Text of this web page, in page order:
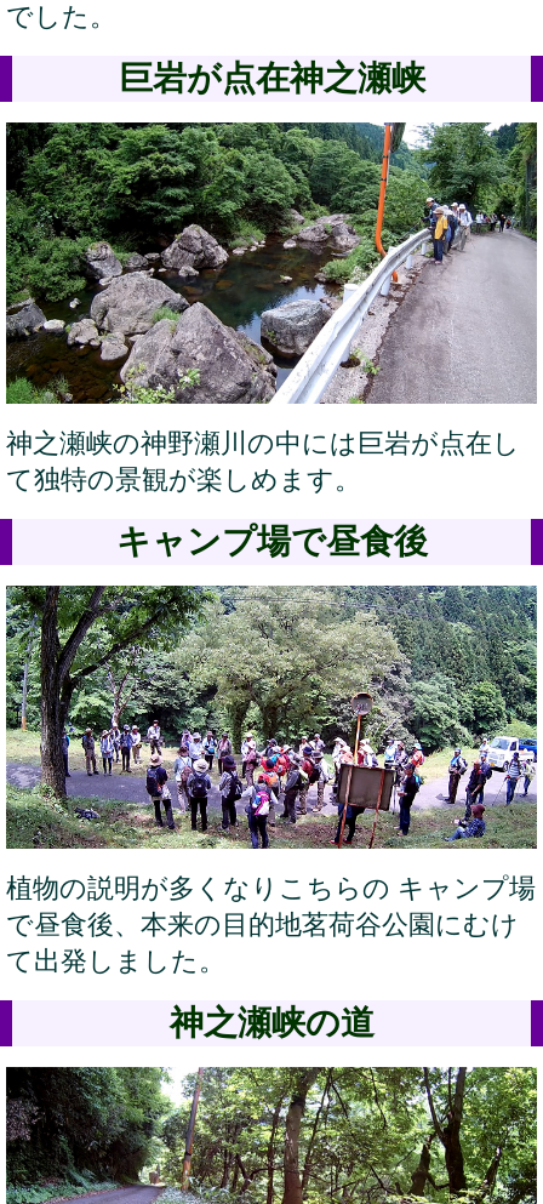
でした。
巨岩が点在神之瀬峡
神之瀬峡の神野瀬川の中には巨岩が点在し
て独特の景観が楽しめます。
キャンプ場で昼食後
植物の説明が多くなりこちらの キャンプ場
で昼食後、本来の目的地茗荷谷公園にむけ
て出発しました。
神之瀬峡の道